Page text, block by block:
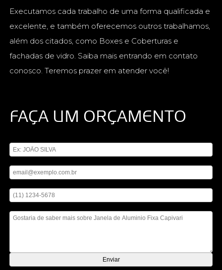
Executamos cada trabalho de uma forma qualificada e
excelente, e também oferecemos outros trabalhamos,
além dos citados, como Boxes e Coberturas e
fachadas de vidro. Saiba mais entrando em contato
conosco. Teremos prazer em atender você!
FAÇA UM ORÇAMENTO